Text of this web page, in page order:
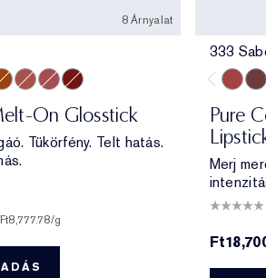
8 Árnyalat
On Glosstick
Tükörfény. Telt hatás.
Ft8,777.78/g
333
Pure
Merj